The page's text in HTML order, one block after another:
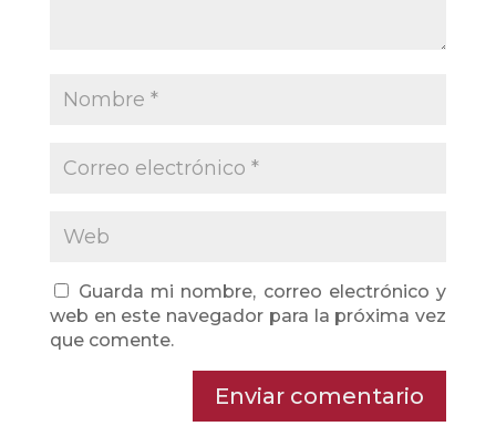
Guarda mi nombre, correo electrónico y
web en este navegador para la próxima vez
que comente.